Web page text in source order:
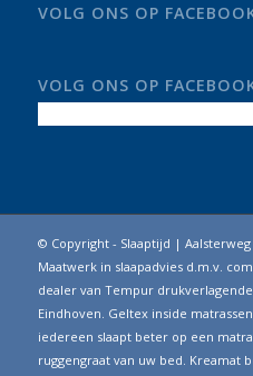
VOLG ONS OP
VOLG ONS OP
© Copyright - Slaaptijd | Aalsterweg
Maatwerk in slaapadvies d.m.v.
dealer van Tempur
Eindhoven. Geltex inside
iedereen slaapt beter op een
ruggengraat van uw bed. Kreamat